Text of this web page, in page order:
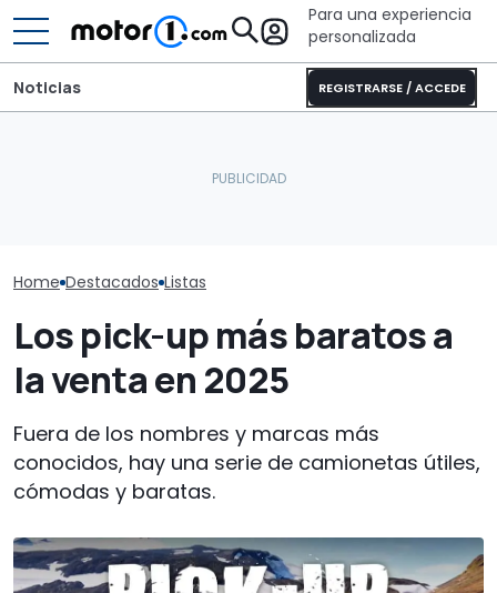
Para una experiencia
personalizada
REGISTRARSE / ACCEDE
Noticias
Home Destacados Listas
Los pick-up más baratos a
la venta en 2025
Fuera de los nombres y marcas más
conocidos, hay una serie de camionetas útiles,
cómodas y baratas.